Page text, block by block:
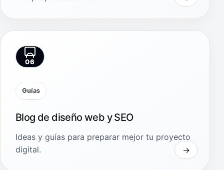
06
Guías
Blog de diseño web y SEO
Ideas y guías para preparar mejor tu proyecto
digital.